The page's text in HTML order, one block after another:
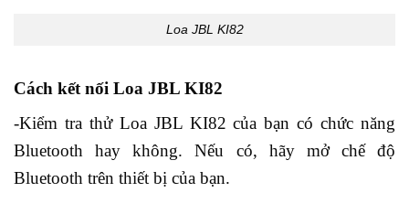
Loa JBL KI82
Cách kết nối Loa JBL KI82
-Kiểm tra thử Loa JBL KI82 của bạn có chức năng
Bluetooth hay không. Nếu có, hãy mở chế độ
Bluetooth trên thiết bị của bạn.